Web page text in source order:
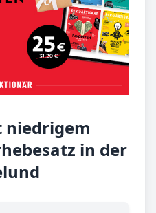
niedrigem
in der